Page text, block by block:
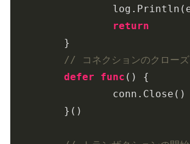
return
// コネクションのクローズ
defer
func ()
{